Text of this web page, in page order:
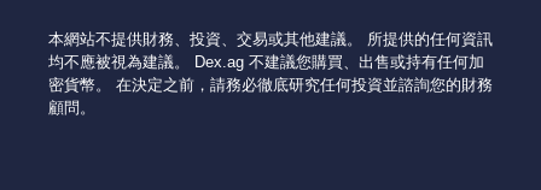
本網站不提供財務、投資、交易或其他建議。 所提供的任何資訊
均不應被視為建議。 Dex.ag 不建議您購買、出售或持有任何加
密貨幣。 在決定之前，請務必徹底研究任何投資並諮詢您的財務
顧問。